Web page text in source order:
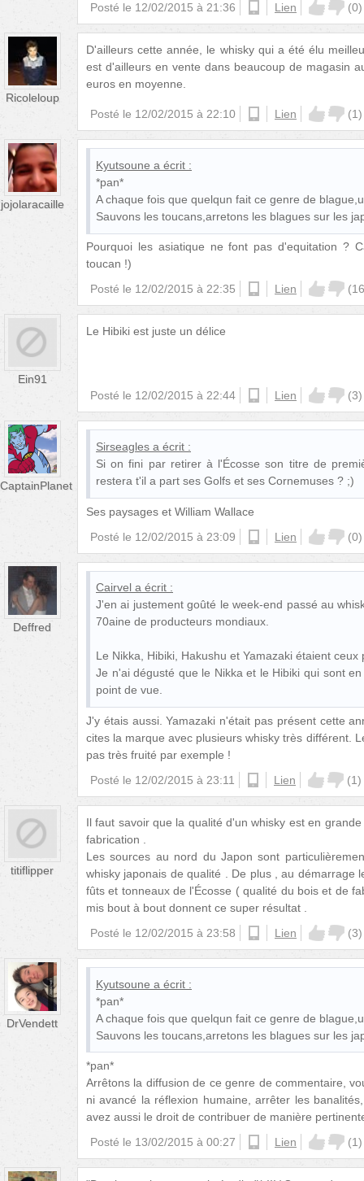
Posté le 12/02/2015 à 21:36 androidLien (0)
Ricoleloup
D'ailleurs cette année, le whisky qui a été élu
est d'ailleurs en vente dans beaucoup de magasin
euros en moyenne.
Posté le 12/02/2015 à 22:10 Lien (1)
jojolaracaille
Kyutsoune a écrit :
*pan*
A chaque fois que quelqun fait ce genre de
Sauvons les toucans,arretons les blagues sur les
Pourquoi les asiatique ne font pas d'equitation ?
toucan !)
Posté le 12/02/2015 à 22:35 ios Lien (16
Ein91
Le Hibiki est juste un délice
Posté le 12/02/2015 à 22:44 androidLien (3)
CaptainPlanet
Sirseagles a écrit :
Si on fini par retirer à l'Écosse son titre de
restera t'il a part ses Golfs et ses Cornemuses ? ;)
Ses paysages et William Wallace
Posté le 12/02/2015 à 23:09 Lien (0)
Deffred
Cairvel a écrit :
J'en ai justement goûté le week-end passé au
70aine de producteurs mondiaux.
Le Nikka, Hibiki, Hakushu et Yamazaki étaient
Je n'ai dégusté que le Nikka et le Hibiki qui sont
point de vue.
J'y étais aussi. Yamazaki n'était pas présent cette
cites la marque avec plusieurs whisky très différent.
pas très fruité par exemple !
Posté le 12/02/2015 à 23:11 Lien (1)
titiflipper
Il faut savoir que la qualité d'un whisky est en
fabrication .
Les sources au nord du Japon sont
whisky japonais de qualité . De plus , au démarrage
fûts et tonneaux de l'Écosse ( qualité du bois et de
mis bout à bout donnent ce super résultat .
Posté le 12/02/2015 à 23:58 Lien (3)
DrVendett
Kyutsoune a écrit :
*pan*
A chaque fois que quelqun fait ce genre de
Sauvons les toucans,arretons les blagues sur les
*pan*
Arrêtons la diffusion de ce genre de commentaire,
ni avancé la réflexion humaine, arrêter les
avez aussi le droit de contribuer de manière
Posté le 13/02/2015 à 00:27 Lien (1)